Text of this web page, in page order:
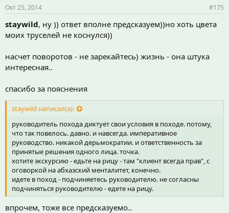
:
Окт 25, 2014 #175
staywild, ну )) ответ вполне предсказуем))но хоть цвета
моих труселей не коснулся))
насчет поворотов - не зарекайтесь) жизнь - она штука
интересная..
спасибо за пояснения
staywild написал(а):
руководитель похода диктует свои условия в походе. потому,
что так повелось. давно. и навсегда. императивное
руководство. никакой дерьмократии. и ответственность за
принятые решения одного лица. точка.
хотите экскурсию - едьте на рицу - там "клиент всегда прав", с
оговоркой на абхазский менталитет, конечно.
идете в поход - подчиняетесь руководителю. не согласны
подчиняться руководителю - едете на рицу.
впрочем, тоже все предсказуемо..